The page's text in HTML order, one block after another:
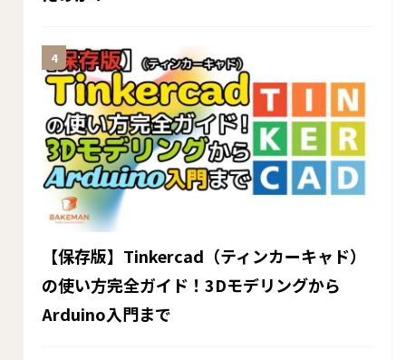
【保存版】Tinkercad（ティンカーキャド）
の使い方完全ガイド！3Dモデリングから
Arduino入門まで